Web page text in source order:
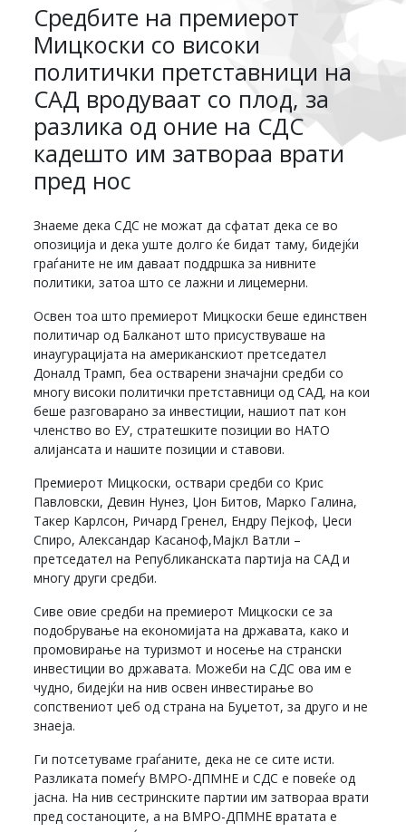
Средбите на премиерот
Мицкоски со високи
политички претставници на
САД вродуваат со плод, за
разлика од оние на СДС
кадешто им затвораа врати
пред нос
Знаеме дека СДС не можат да сфатат дека се во
опозиција и дека уште долго ќе бидат таму, бидејќи
граѓаните не им даваат поддршка за нивните
политики, затоа што се лажни и лицемерни.
Освен тоа што премиерот Мицкоски беше единствен
политичар од Балканот што присуствуваше на
инаугурацијата на американскиот претседател
Доналд Трамп, беа остварени значајни средби со
многу високи политички претставници од САД, на кои
беше разговарано за инвестиции, нашиот пат кон
членство во ЕУ, стратешките позиции во НАТО
алијансата и нашите позиции и ставови.
Премиерот Мицкоски, оствари средби со Крис
Павловски, Девин Нунез, Џон Битов, Марко Галина,
Такер Карлсон, Ричард Гренел, Ендру Пејкоф, Џеси
Спиро, Александар Касаноф,Мајкл Ватли –
претседател на Републиканската партија на САД и
многу други средби.
Сиве овие средби на премиерот Мицкоски се за
подобрување на економијата на државата, како и
промовирање на туризмот и носење на странски
инвестиции во државата. Можеби на СДС ова им е
чудно, бидејќи на нив освен инвестирање во
сопствениот џеб од страна на Буџетот, за друго и не
знаеја.
Ги потсетуваме граѓаните, дека не се сите исти.
Разликата помеѓу ВМРО-ДПМНЕ и СДС е повеќе од
јасна. На нив сестринските партии им затвораа врати
пред состаноците, а на ВМРО-ДПМНЕ вратата е